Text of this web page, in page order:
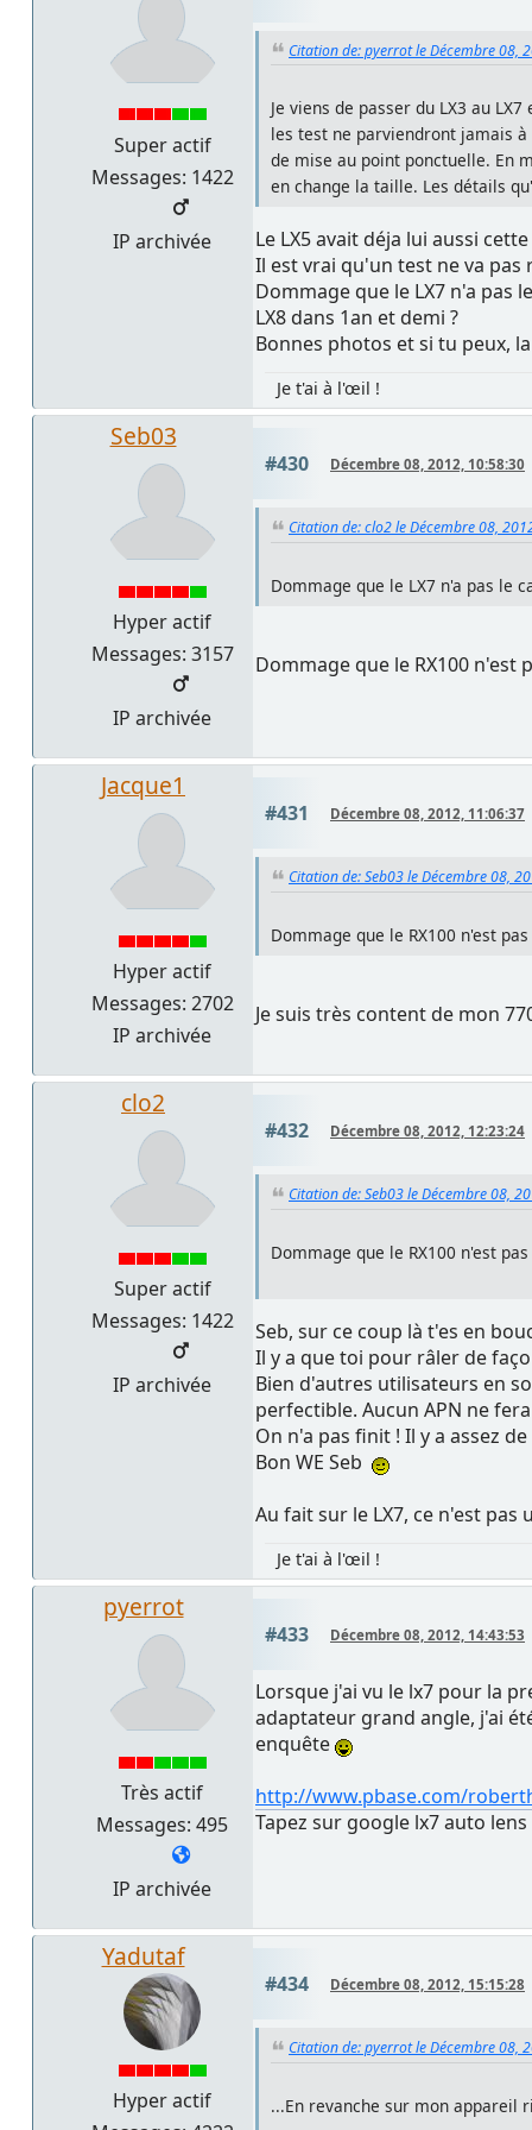
Super actif
Messages: 1422
IP archivée
Citation de: pyerrot le Décembre 08,
Je viens de passer du LX3 au
les test ne parviendront jamais
de mise au point ponctuelle. En
en change la taille. Les détails
Le LX5 avait déja lui aussi
Il est vrai qu'un test ne va
Dommage que le LX7 n'a pas
LX8 dans 1an et demi ?
Bonnes photos et si tu peux,
Je t'ai à l'œil !
Seb03
Hyper actif
Messages: 3157
IP archivée
#430 Décembre 08, 2012, 10:58:30
Citation de: clo2 le Décembre 08,
Dommage que le LX7 n'a pas le
Dommage que le RX100
Jacque1
Hyper actif
Messages: 2702
IP archivée
#431 Décembre 08, 2012, 11:06:37
Citation de: Seb03 le Décembre 08,
Dommage que le RX100 n'est
Je suis très content de mon
clo2
Super actif
Messages: 1422
IP archivée
#432 Décembre 08, 2012, 12:23:24
Citation de: Seb03 le Décembre 08,
Dommage que le RX100 n'est
Seb, sur ce coup là t'es en
Il y a que toi pour râler de
Bien d'autres utilisateurs en
perfectible. Aucun APN ne
On n'a pas finit ! Il y a assez
Bon WE Seb
Au fait sur le LX7, ce n'est
Je t'ai à l'œil !
pyerrot
Très actif
Messages: 495
IP archivée
#433 Décembre 08, 2012, 14:43:53
Lorsque j'ai vu le lx7 pour la
adaptateur grand angle, j'ai
enquête
http://www.pbase.com/
Tapez sur google lx7 auto lens
Yadutaf
Hyper actif
#434 Décembre 08, 2012, 15:15:28
Citation de: pyerrot le Décembre 08,
...En revanche sur mon appareil